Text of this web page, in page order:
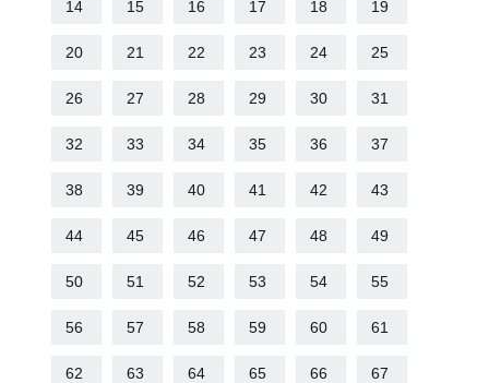
14 15 16 17 18 19
20 21 22 23 24 25
26 27 28 29 30 31
32 33 34 35 36 37
38 39 40 41 42 43
44 45 46 47 48 49
50 51 52 53 54 55
56 57 58 59 60 61
62 63 64 65 66 67